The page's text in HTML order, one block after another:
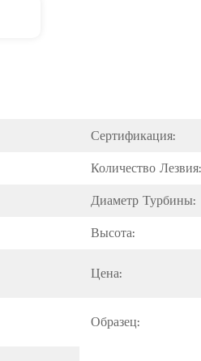
Сертификация:
Количество Лезвия:
Диаметр Турбины:
Высота:
Цена:
Образец: